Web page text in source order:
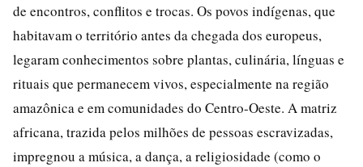
de encontros, conflitos e trocas. Os povos indígenas, que
habitavam o território antes da chegada dos europeus,
legaram conhecimentos sobre plantas, culinária, línguas e
rituais que permanecem vivos, especialmente na região
amazônica e em comunidades do Centro-Oeste. A matriz
africana, trazida pelos milhões de pessoas escravizadas,
impregnou a música, a dança, a religiosidade (como o